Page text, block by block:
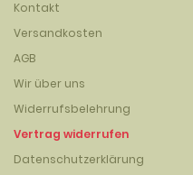
Kontakt
Versandkosten
AGB
Wir über uns
Widerrufsbelehrung
Vertrag widerrufen
Datenschutzerklärung